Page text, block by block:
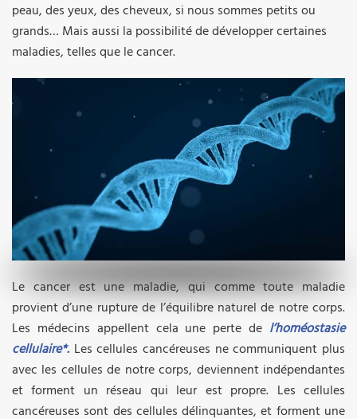
peau, des yeux, des cheveux, si nous sommes petits ou
grands… Mais aussi la possibilité de développer certaines
maladies, telles que le cancer.
Le cancer est une maladie, qui comme toute maladie
provient d’une rupture de l’équilibre naturel de notre corps.
Les médecins appellent cela une perte de l’homéostasie
cellulaire*. Les cellules cancéreuses ne communiquent plus
avec les cellules de notre corps, deviennent indépendantes
et forment un réseau qui leur est propre. Les cellules
cancéreuses sont des cellules délinquantes, et forment une